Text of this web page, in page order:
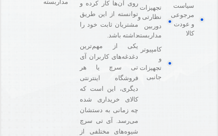
سیاست
مرجوعی
و عودت
کالا
تجهیزات
نظارتی و
دوربین
مداربسته
کامپیوتر
و
تجهیزات
جانبی
روی آن‌ها کار کرده و
توانسته از این طریق
مشتریان ثابت خود را
داشته باشد.
یکی از مهم‌ترین
دغدغه‌های کاربران آی
تی سرچ یا هر
فروشگاه‌ اینترنتی
دیگری، این است که
کالای خریداری شده
چه زمانی به دستشان
می‌رسد. آی تی سرچ
شیوه‌های مختلفی از
مداربسته